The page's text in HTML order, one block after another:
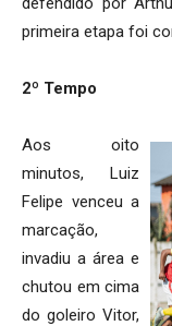
primeira etapa foi
2º Tempo
Aos oito
minutos, Luiz
Felipe venceu a
marcação,
invadiu a área e
chutou em cima
do goleiro Vitor,